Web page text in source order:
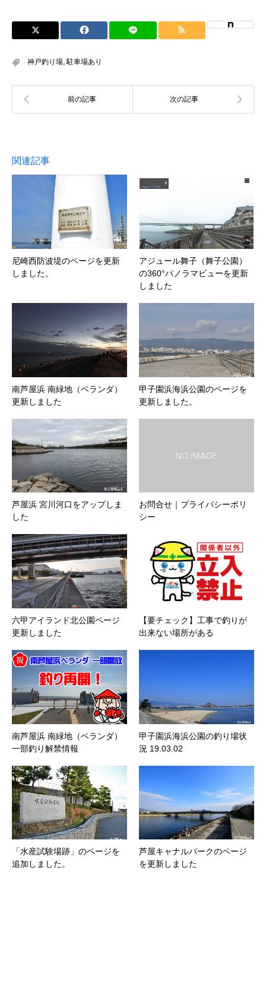
神戸釣り場,駐車場あり
関連記事
尼崎西防波堤のページを更新
しました。
アジュール舞子（舞子公園）
の360°パノラマビューを更新
しました
南芦屋浜 南緑地（ベランダ）
更新しました
甲子園浜海浜公園のページを
更新しました。
芦屋浜 宮川河口をアップしま
した
お問合せ｜プライバシーポリ
シー
六甲アイランド北公園ページ
更新しました
【要チェック】工事で釣りが
出来ない場所がある
南芦屋浜 南緑地（ベランダ）
一部釣り解禁情報
甲子園浜海浜公園の釣り場状
況 19.03.02
「水産試験場跡」のページを
追加しました。
芦屋キャナルパークのページ
を更新しました